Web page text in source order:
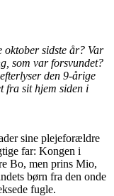
oktober sidste år? Var
som var forsvundet?
den 9-årige
fra sit hjem siden i
sine plejeforældre
far: Kongen i
Bo, men prins Mio,
børn fra den onde
fugle.